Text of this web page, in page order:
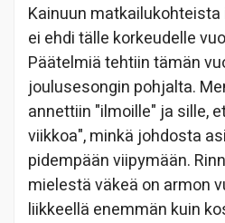
Kainuun
ei ehdi tälle korkeudelle
Päätelmiä tehtiin tämän
joulusesongin pohjalta.
annettiin "ilmoille" ja sille,
viikkoa", minkä johdosta
pidempään viipymään.
mielestä väkeä on armon
liikkeellä enemmän kuin